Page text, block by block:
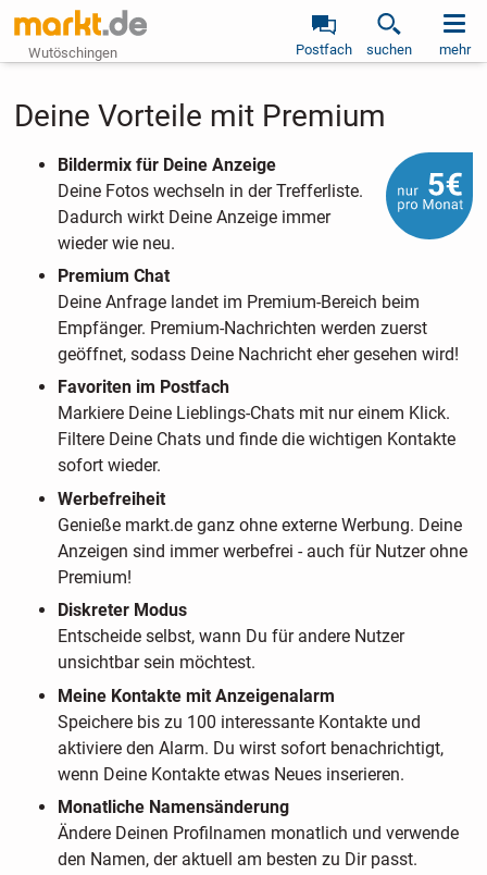
Wutöschingen Postfach suchen mehr
Deine Vorteile mit Premium
Bildermix für Deine Anzeige
Deine Fotos wechseln in der Trefferliste.
Dadurch wirkt Deine Anzeige immer
wieder wie neu.
Premium Chat
Deine Anfrage landet im Premium-Bereich beim
Empfänger. Premium-Nachrichten werden zuerst
geöffnet, sodass Deine Nachricht eher gesehen wird!
Favoriten im Postfach
Markiere Deine Lieblings-Chats mit nur einem Klick.
Filtere Deine Chats und finde die wichtigen Kontakte
sofort wieder.
Werbefreiheit
Genieße markt.de ganz ohne externe Werbung. Deine
Anzeigen sind immer werbefrei - auch für Nutzer ohne
Premium!
Diskreter Modus
Entscheide selbst, wann Du für andere Nutzer
unsichtbar sein möchtest.
Meine Kontakte mit Anzeigenalarm
Speichere bis zu 100 interessante Kontakte und
aktiviere den Alarm. Du wirst sofort benachrichtigt,
wenn Deine Kontakte etwas Neues inserieren.
Monatliche Namensänderung
Ändere Deinen Profilnamen monatlich und verwende
den Namen, der aktuell am besten zu Dir passt.